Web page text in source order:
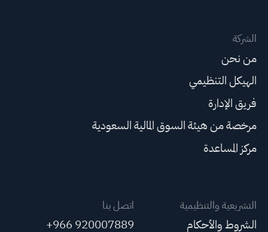
الشركة
من نحن
الهيكل التنظيمي
فريق الإدارة
مرخصة من هيئة السوق المالية السعودية
مركز المساعدة
التشريعية والتنظيمية
الشروط والأحكام
اتصل بنا
+966 920007889